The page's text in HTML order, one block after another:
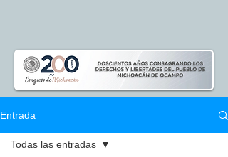
Entrada
Todas las entradas